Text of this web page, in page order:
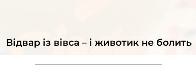
Відвар із вівса – і животик не болить